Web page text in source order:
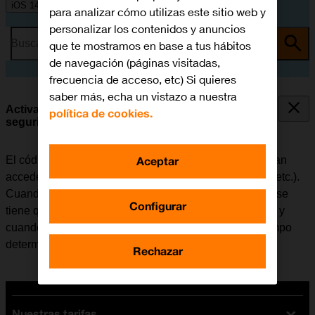
iOS 14.0
Busca por problema o tema
Activar o desactivar el uso del código de
seguridad
El código de seguridad evita que otras personas puedan
acceder al contenido del móvil (fotografías, mensajes, etc.).
Cuando el uso del código de seguridad está activado, se
tiene que introducir cada vez que se enciende el móvil y
cuando no ha sido utilizado durante un período de tiempo
determinado.
para analizar cómo utilizas este sitio web y
personalizar los contenidos y anuncios
que te mostramos en base a tus hábitos
de navegación (páginas visitadas,
frecuencia de acceso, etc) Si quieres
saber más, echa un vistazo a nuestra
política de cookies.
Configurar
Rechazar
Aceptar